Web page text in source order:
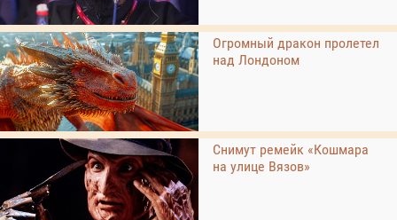
Огромный дракон пролетел
над Лондоном
Снимут ремейк «Кошмара
на улице Вязов»